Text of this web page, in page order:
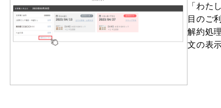
「わた
目のご
解約処
文の表